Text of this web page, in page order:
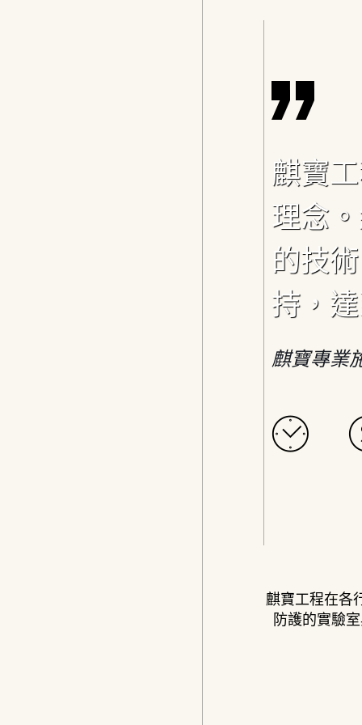
麒寶
理念
的技
持，
麒寶專業
麒寶工程在各
防護的實驗